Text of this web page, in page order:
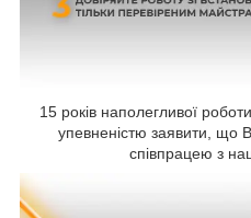
15 років наполегливої
упевненістю заявити, що
співпрацею з